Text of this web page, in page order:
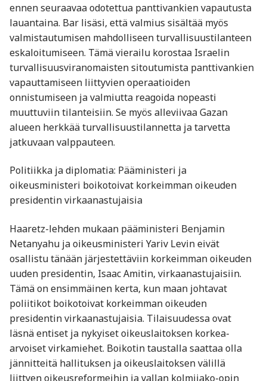
ennen seuraavaa odotettua panttivankien vapautusta
lauantaina. Bar lisäsi, että valmius sisältää myös
valmistautumisen mahdolliseen turvallisuustilanteen
eskaloitumiseen. Tämä vierailu korostaa Israelin
turvallisuusviranomaisten sitoutumista panttivankien
vapauttamiseen liittyvien operaatioiden
onnistumiseen ja valmiutta reagoida nopeasti
muuttuviin tilanteisiin. Se myös alleviivaa Gazan
alueen herkkää turvallisuustilannetta ja tarvetta
jatkuvaan valppauteen.
Politiikka ja diplomatia: Pääministeri ja
oikeusministeri boikotoivat korkeimman oikeuden
presidentin virkaanastujaisia
Haaretz-lehden mukaan pääministeri Benjamin
Netanyahu ja oikeusministeri Yariv Levin eivät
osallistu tänään järjestettäviin korkeimman oikeuden
uuden presidentin, Isaac Amitin, virkaanastujaisiin.
Tämä on ensimmäinen kerta, kun maan johtavat
poliitikot boikotoivat korkeimman oikeuden
presidentin virkaanastujaisia. Tilaisuudessa ovat
läsnä entiset ja nykyiset oikeuslaitoksen korkea-
arvoiset virkamiehet. Boikotin taustalla saattaa olla
jännitteitä hallituksen ja oikeuslaitoksen välillä
liittyen oikeusreformeihin ja vallan kolmijako-opin